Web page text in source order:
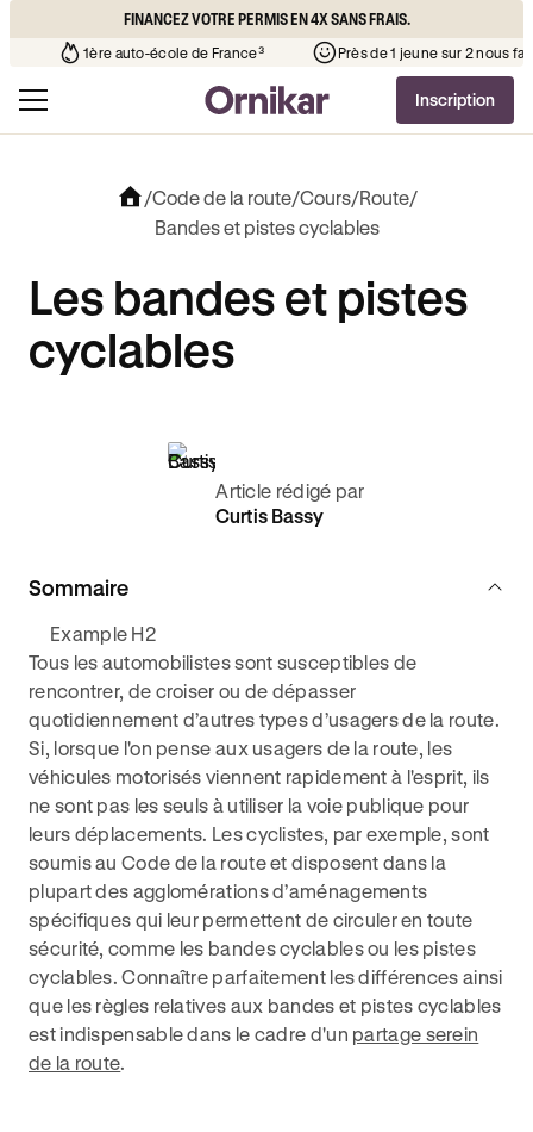
FINANCEZ VOTRE PERMIS EN 4X SANS FRAIS.
l’auto-école de votre quartier ¹ 1ère auto-école de France³
Inscription
/Code de la route/Cours/Route/
Bandes et pistes cyclables
Les bandes et pistes
cyclables
Article rédigé par
Curtis Bassy
Sommaire
Example H2
Tous les automobilistes sont susceptibles de
rencontrer, de croiser ou de dépasser
quotidiennement d’autres types d’usagers de la route.
Si, lorsque l'on pense aux usagers de la route, les
véhicules motorisés viennent rapidement à l'esprit, ils
ne sont pas les seuls à utiliser la voie publique pour
leurs déplacements. Les cyclistes, par exemple, sont
soumis au Code de la route et disposent dans la
plupart des agglomérations d’aménagements
spécifiques qui leur permettent de circuler en toute
sécurité, comme les bandes cyclables ou les pistes
cyclables. Connaître parfaitement les différences ainsi
que les règles relatives aux bandes et pistes cyclables
est indispensable dans le cadre d'un partage serein
de la route.